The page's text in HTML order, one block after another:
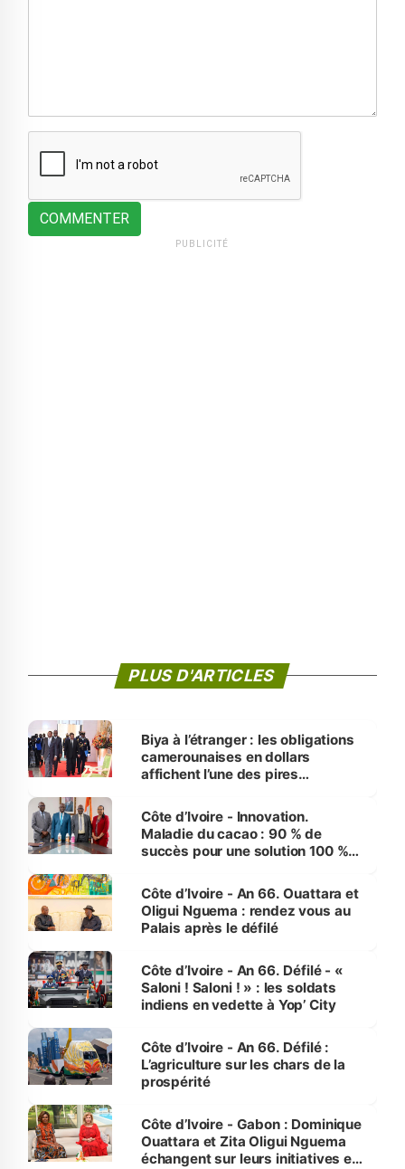
COMMENTER
PUBLICITÉ
PLUS D'ARTICLES
Biya à l’étranger : les obligations
camerounaises en dollars
affichent l’une des pires
Côte d’Ivoire - Innovation.
Maladie du cacao : 90 % de
succès pour une solution 100 %
Côte d’Ivoire - An 66. Ouattara et
Oligui Nguema : rendez vous au
Palais après le défilé
Côte d’Ivoire - An 66. Défilé - «
Saloni ! Saloni ! » : les soldats
indiens en vedette à Yop’ City
Côte d’Ivoire - An 66. Défilé :
L’agriculture sur les chars de la
prospérité
Côte d’Ivoire - Gabon : Dominique
Ouattara et Zita Oligui Nguema
échangent sur leurs initiatives en